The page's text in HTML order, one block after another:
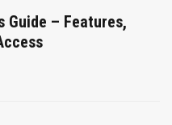
Guide – Features,